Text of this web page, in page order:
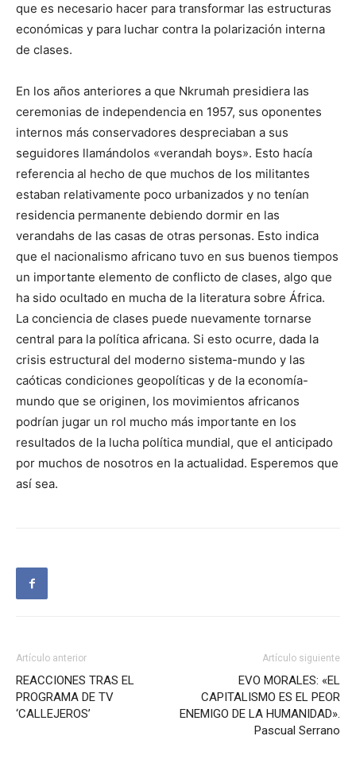
que es necesario hacer para transformar las estructuras
económicas y para luchar contra la polarización interna
de clases.
En los años anteriores a que Nkrumah presidiera las
ceremonias de independencia en 1957, sus oponentes
internos más conservadores despreciaban a sus
seguidores llamándolos «verandah boys». Esto hacía
referencia al hecho de que muchos de los militantes
estaban relativamente poco urbanizados y no tenían
residencia permanente debiendo dormir en las
verandahs de las casas de otras personas. Esto indica
que el nacionalismo africano tuvo en sus buenos tiempos
un importante elemento de conflicto de clases, algo que
ha sido ocultado en mucha de la literatura sobre África.
La conciencia de clases puede nuevamente tornarse
central para la política africana. Si esto ocurre, dada la
crisis estructural del moderno sistema-mundo y las
caóticas condiciones geopolíticas y de la economía-
mundo que se originen, los movimientos africanos
podrían jugar un rol mucho más importante en los
resultados de la lucha política mundial, que el anticipado
por muchos de nosotros en la actualidad. Esperemos que
así sea.
Artículo anterior
REACCIONES TRAS EL
PROGRAMA DE TV
‘CALLEJEROS’
Artículo siguiente
EVO MORALES: «EL
CAPITALISMO ES EL PEOR
ENEMIGO DE LA HUMANIDAD».
Pascual Serrano